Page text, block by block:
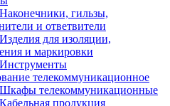
гильзы,
и ответвители
для изоляции,
и маркировки
телекоммуникационное
телекоммуникационные
продукция